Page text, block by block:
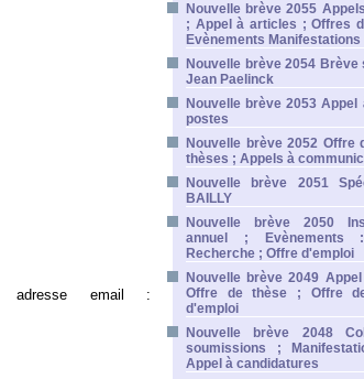
adresse email :
Nouvelle brève 2055
; Appel à articles ; Offres
Evènements Manifestations
Nouvelle brève 2054
Jean Paelinck
Nouvelle brève 2053
postes
Nouvelle brève 2052 Offre
thèses ; Appels à
Nouvelle brève 2051
BAILLY
Nouvelle brève 2050
annuel ; Evènements
Recherche ; Offre d'emploi
Nouvelle brève 2049
Offre de thèse ; Offre
d'emploi
Nouvelle brève 2048
soumissions ;
Appel à candidatures